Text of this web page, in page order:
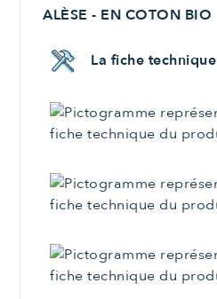
ALÈSE - EN COTON BIO
La fiche technique